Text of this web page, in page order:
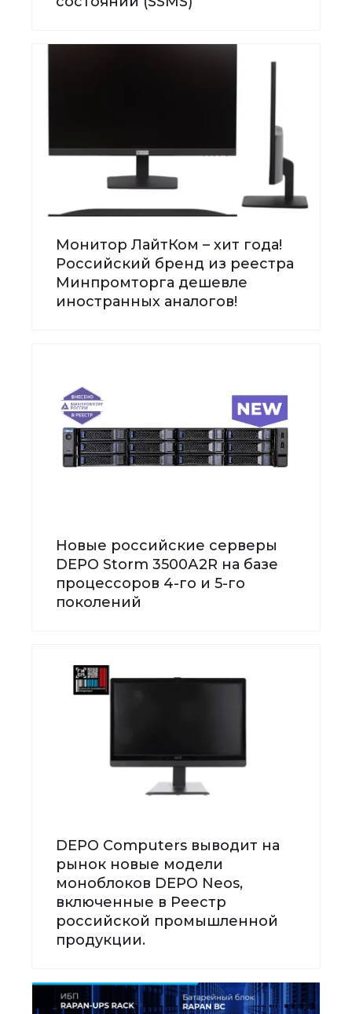
Монитор ЛайтКом – хит года!
Российский бренд из реестра
Минпромторга дешевле
иностранных аналогов!
Новые российские серверы
DEPO Storm 3500А2R на базе
процессоров 4-го и 5-го
поколений
DEPO Computers выводит на
рынок новые модели
моноблоков DEPO Neos,
включенные в Реестр
российской промышленной
продукции.